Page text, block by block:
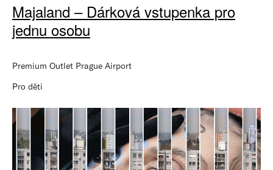
Majaland – Dárková vstupenka pro
jednu osobu
Premium Outlet Prague Airport
Pro děti